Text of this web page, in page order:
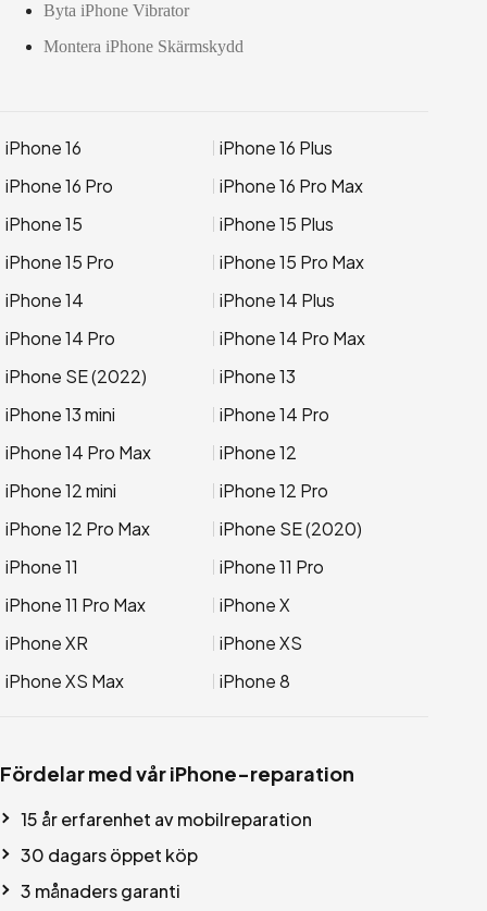
Byta iPhone Vibrator
Montera iPhone Skärmskydd
iPhone 16
iPhone 16 Plus
iPhone 16 Pro
iPhone 16 Pro Max
iPhone 15
iPhone 15 Plus
iPhone 15 Pro
iPhone 15 Pro Max
iPhone 14
iPhone 14 Plus
iPhone 14 Pro
iPhone 14 Pro Max
iPhone SE (2022)
iPhone 13
iPhone 13 mini
iPhone 14 Pro
iPhone 14 Pro Max
iPhone 12
iPhone 12 mini
iPhone 12 Pro
iPhone 12 Pro Max
iPhone SE (2020)
iPhone 11
iPhone 11 Pro
iPhone 11 Pro Max
iPhone X
iPhone XR
iPhone XS
iPhone XS Max
iPhone 8
Fördelar med vår iPhone-reparation
15 år erfarenhet av mobilreparation
30 dagars öppet köp
3 månaders garanti